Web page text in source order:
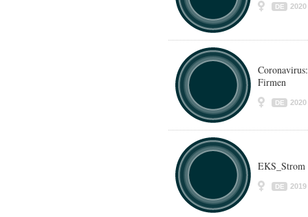
DE 2020
Firmen
DE 2020
EKS_Strom
DE 2019